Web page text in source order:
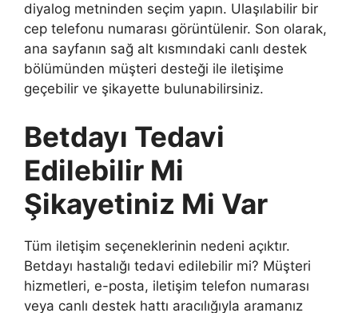
diyalog metninden seçim yapın. Ulaşılabilir bir
cep telefonu numarası görüntülenir. Son olarak,
ana sayfanın sağ alt kısmındaki canlı destek
bölümünden müşteri desteği ile iletişime
geçebilir ve şikayette bulunabilirsiniz.
Betdayı Tedavi
Edilebilir Mi
Şikayetiniz Mi Var
Tüm iletişim seçeneklerinin nedeni açıktır.
Betdayı hastalığı tedavi edilebilir mi? Müşteri
hizmetleri, e-posta, iletişim telefon numarası
veya canlı destek hattı aracılığıyla aramanız